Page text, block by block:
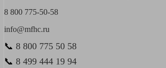
8 800 775-50-58
info@mfhc.ru
📞 8 800 775 50 58
📞 8 499 444 19 94